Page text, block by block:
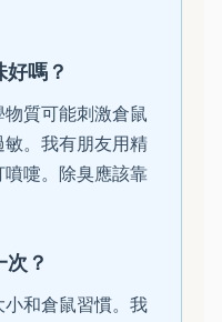
嗎？
質可能刺激倉鼠
。我有朋友用精
嚏。除臭應該靠
？
和倉鼠習慣。我